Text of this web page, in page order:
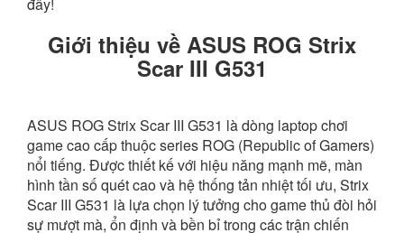
Giới thiệu về ASUS ROG Strix
Scar III G531
ASUS ROG Strix Scar III G531 là dòng laptop chơi
game cao cấp thuộc series ROG (Republic of Gamers)
nổi tiếng. Được thiết kế với hiệu năng mạnh mẽ, màn
hình tần số quét cao và hệ thống tản nhiệt tối ưu, Strix
Scar III G531 là lựa chọn lý tưởng cho game thủ đòi hỏi
sự mượt mà, ổn định và bền bỉ trong các trận chiến